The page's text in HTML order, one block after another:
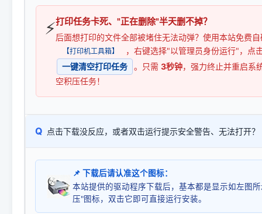
⚡打印任务卡死、"正在删除"半天删不掉？
后面想打印的文件全部被堵住无法动弹？使用本站免费
【打印机工具箱】
，右键选择"以管理员身份运行"，点
一键清空打印任务
。只需 3秒钟，强力终止并重启系
空积压任务！
Q 点击下载没反应，或者双击运行提示安全警告、无法打开？
📌 下载后请认准这个图标：
本站提供的驱动程序下载后，基本都是显示如左图
压"图标，双击它即可直接运行安装。